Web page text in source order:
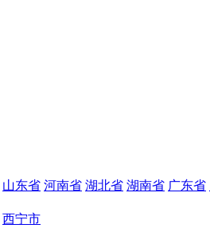
山东省 河南省 湖北省 湖南省 广东省
西宁市